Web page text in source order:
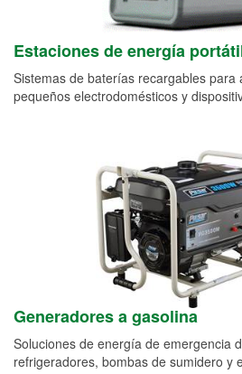
Estaciones de energía
Sistemas de baterías recargables para
pequeños electrodomésticos y
Generadores a gasolina
Soluciones de energía de emergencia
refrigeradores, bombas de sumidero y